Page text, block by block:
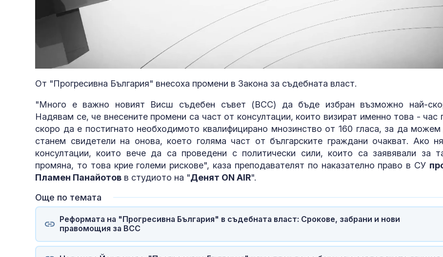
Unmute
От "Прогресивна България" внесоха промени в Закона за съдебната власт.
"Много е важно новият Висш съдебен съвет (ВСС) да бъде избран възможно най-
Надявам се, че внесените промени са част от консултации, които визират именно това - час
скоро да е постигнато необходимото квалифицирано мнозинство от 160 гласа, за да
станем свидетели на онова, което голяма част от българските граждани очакват. Ако
консултации, които вече да са проведени с политически сили, които са заявявали за
промяна, то това крие големи рискове", каза преподавателят по наказателно право в СУ
Пламен Панайотов в студиото на "Денят ON AIR".
Още по темата
Реформата на "Прогресивна България" в съдебната власт: Срокове, забрани и нови
правомощия за ВСС
Добрина:
куче от язовир
“Кърджали”
Знаем всички
места:
загатва за нов
Задържаха
Слънчев бряг